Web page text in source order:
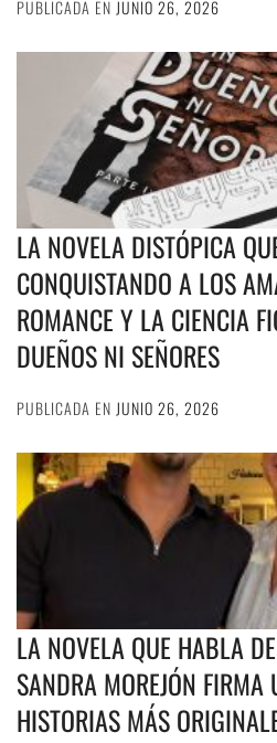
PUBLICADA EN JUNIO 26, 2026
LA NOVELA DISTÓPICA
CONQUISTANDO A LOS
ROMANCE Y LA CIENCIA
DUEÑOS NI SEÑORES
PUBLICADA EN JUNIO 26, 2026
LA NOVELA QUE HABLA
SANDRA MOREJÓN FIRMA
HISTORIAS MÁS